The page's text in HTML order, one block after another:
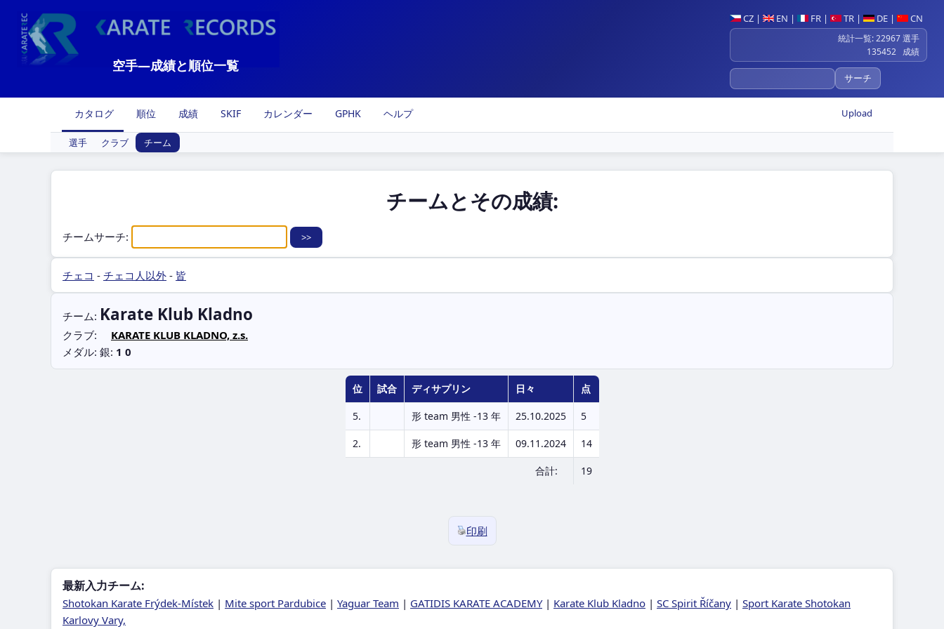
CZ | EN | FR | TR | DE | CN
統計一覧: 22967 選手
135452 成績
空手―成績と順位一覧
Upload
カタログ 順位 成績 SKIF カレンダー GPHK ヘルプ
選手 クラブ チーム
チームとその成績:
チームサーチ:
チェコ - チェコ人以外 - 皆
チーム: Karate Klub Kladno
クラブ: KARATE KLUB KLADNO, z.s.
メダル: 銀: 1 0
位 試合 ディサプリン 日々 点
5. 形 team 男性 -13 年 25.10.2025 5
2. 形 team 男性 -13 年 09.11.2024 14
合計: 19
印刷
最新入力チーム:
Shotokan Karate Frýdek-Místek | Mite sport Pardubice | Yaguar Team | GATIDIS KARATE ACADEMY| Karate Klub Kladno | SC Spirit Říčany | Sport Karate Shotokan
Karlovy Vary,